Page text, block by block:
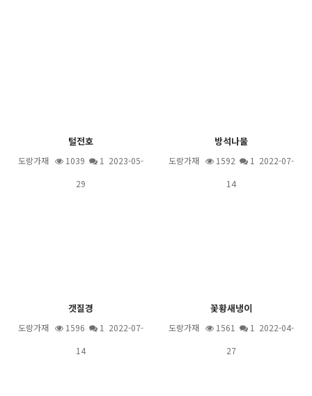
털전호
도랑가재 1039 1 2023-05-
29
방석나물
도랑가재 1592 1 2022-07-
14
갯질경
도랑가재 1596 1 2022-07-
14
꽃황새냉이
도랑가재 1561 1 2022-04-
27